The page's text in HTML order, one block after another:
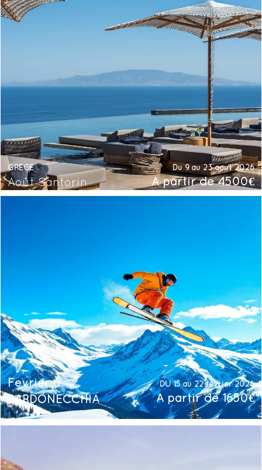
GRÈCE Du 9 au 23 août 2026
Août Santorin À partir de 4500€
Février à
BARDONECCHIA
DU 15 au 22 février 2026
À partir de 1650€